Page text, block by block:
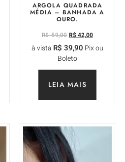
ARGOLA QUADRADA
MÉDIA – BANHADA A
OURO.
R$59,00R$42,00
à vista R$ 39,90 Pix ou
Boleto
LEIA MAIS